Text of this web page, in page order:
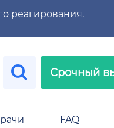
реагирования.
Срочный
FAQ